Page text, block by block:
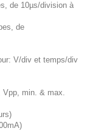
de 10µs/division à
de
V/div et temps/div
Vpp, min. & max.